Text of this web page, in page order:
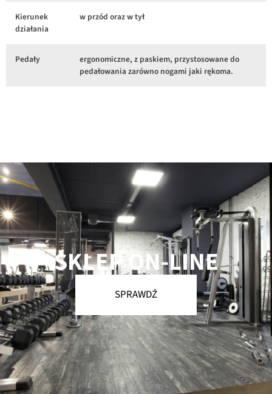
Kierunek
działania
w przód oraz w tył
Pedały
ergonomiczne, z paskiem, przystosowane do
pedałowania zarówno nogami jaki rękoma.
SKLEP ON-LINE
SPRAWDŹ